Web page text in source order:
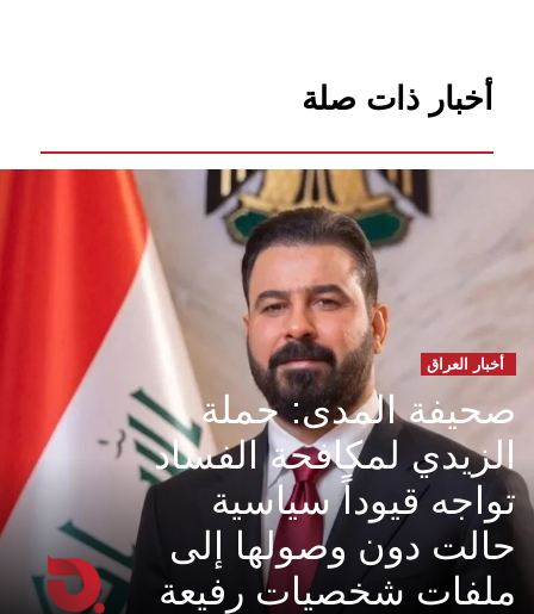
أخبار ذات صلة
أخبار العراق
صحيفة المدى: حملة
الزيدي لمكافحة الفساد
تواجه قيوداً سياسية
حالت دون وصولها إلى
ملفات شخصيات رفيعة